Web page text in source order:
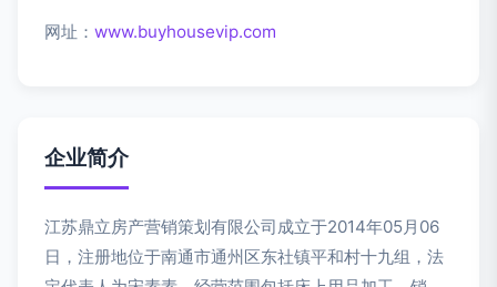
网址： www.buyhousevip.com
企业简介
江苏鼎立房产营销策划有限公司成立于2014年05月06
日，注册地位于南通市通州区东社镇平和村十九组，法